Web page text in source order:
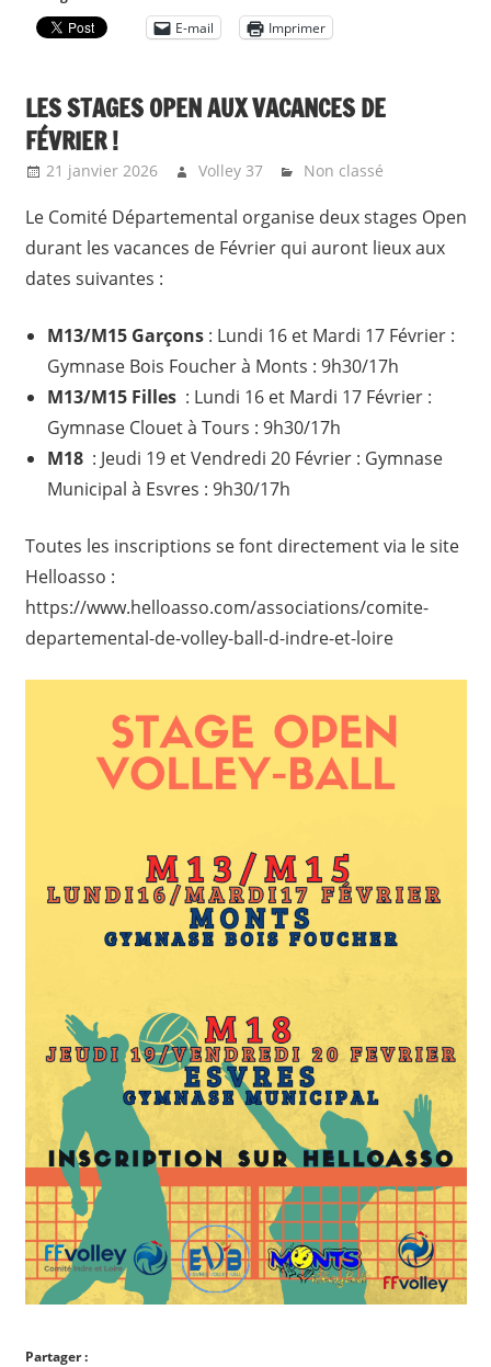
E-mail
Imprimer
LES STAGES OPEN AUX VACANCES DE
FÉVRIER !
21 janvier 2026 Volley 37 Non classé
Le Comité Départemental organise deux stages Open
durant les vacances de Février qui auront lieux aux
dates suivantes :
M13/M15 Garçons: Lundi 16 et Mardi 17 Février :
Gymnase Bois Foucher à Monts : 9h30/17h
M13/M15 Filles : Lundi 16 et Mardi 17 Février :
Gymnase Clouet à Tours : 9h30/17h
M18 : Jeudi 19 et Vendredi 20 Février : Gymnase
Municipal à Esvres : 9h30/17h
Toutes les inscriptions se font directement via le site
Helloasso :
https://www.helloasso.com/associations/comite-
departemental-de-volley-ball-d-indre-et-loire
Partager :